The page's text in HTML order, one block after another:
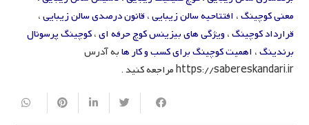
معنی کوچینگ، افتتاحیه سالن زیبایی، قانون درصدی سالن زیبایی،
قرارداد کوچینگ، ویژگی های بیزینس کوچ حرفه ای،کوچینگ پرسونال
برندینگ، اهمیت کوچینگ برای کسب و کار هابه آدرس
https://sabereskandari.ir مراجعه کنید .